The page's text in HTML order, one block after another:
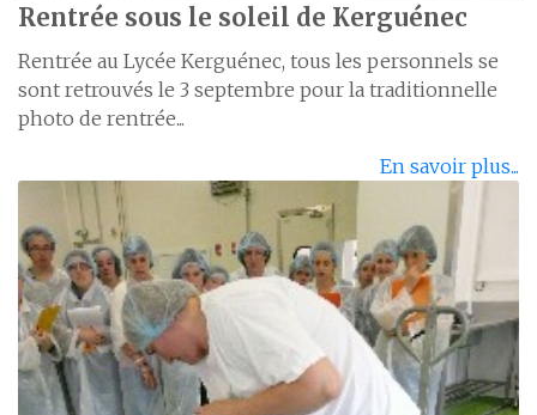
Rentrée sous le soleil de Kerguénec
Rentrée au Lycée Kerguénec, tous les personnels se
sont retrouvés le 3 septembre pour la traditionnelle
photo de rentrée...
En savoir plus...